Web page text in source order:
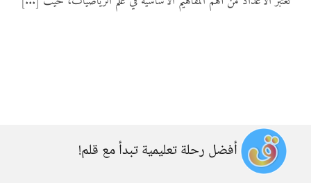
المواد
أفضل رحلة تعليمية تبدأ مع قلم!